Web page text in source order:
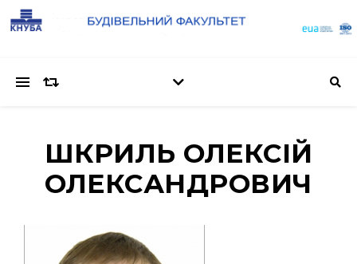
ШКРИЛЬ ОЛЕКСІЙ
ОЛЕКСАНДРОВИЧ